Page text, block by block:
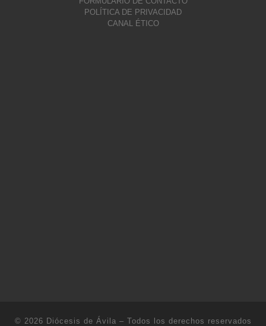
POLÍTICA DE PRIVACIDAD
CANAL ÉTICO
© 2026 Diócesis de Ávila – Todos los derechos reservados